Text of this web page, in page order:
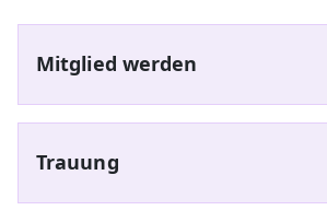
Mitglied werden
Trauung